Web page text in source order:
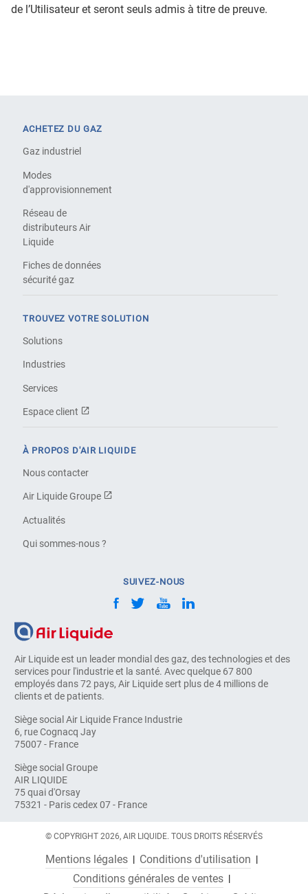
de l’Utilisateur et seront seuls admis à titre de preuve.
Air Liquide est un leader mondial des gaz, des technologies et des
services pour l'industrie et la santé. Avec quelque 67 800
employés dans 72 pays, Air Liquide sert plus de 4 millions de
clients et de patients.
Siège social Air Liquide France Industrie
6, rue Cognacq Jay
75007 - France
Siège social Groupe
AIR LIQUIDE
75 quai d'Orsay
75321 - Paris cedex 07 - France
ACHETEZ DU GAZ
Gaz industriel
Modes
d'approvisionnement
Réseau de
distributeurs Air
Liquide
Fiches de données
sécurité gaz
TROUVEZ VOTRE SOLUTION
Solutions
Industries
Services
Espace client
À PROPOS D'AIR LIQUIDE
Nous contacter
Air Liquide Groupe
Actualités
Qui sommes-nous ?
SUIVEZ-NOUS
© COPYRIGHT 2026, AIR LIQUIDE. TOUS DROITS RÉSERVÉS
Mentions légales
Conditions d'utilisation
Conditions générales de ventes